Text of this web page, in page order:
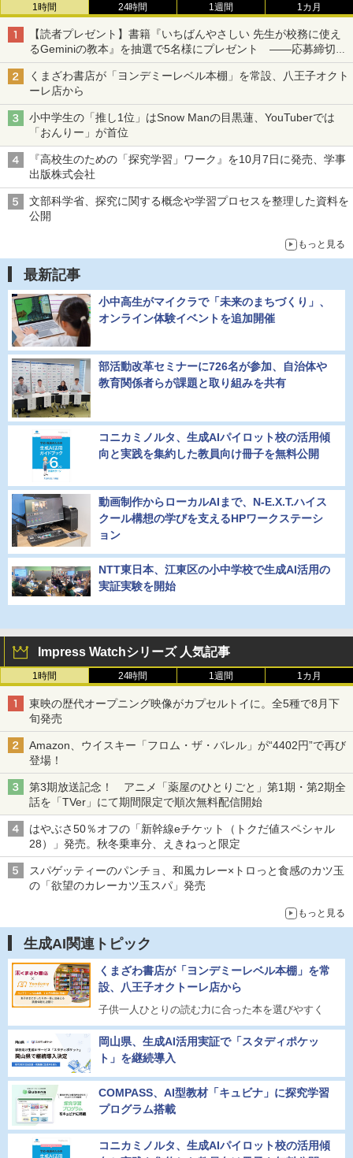
1時間 24時間 1週間 1カ月
【読者プレゼント】書籍『いちばんやさしい 先生が校務に使え
るGeminiの教本』を抽選で5名様にプレゼント ――応募締切は
2026年8月12日（水）まで
くまざわ書店が「ヨンデミーレベル本棚」を常設、八王子オクト
ーレ店から
小中学生の「推し1位」はSnow Manの目黒蓮、YouTuberでは
「おんりー」が首位
『高校生のための「探究学習」ワーク』を10月7日に発売、学事
出版株式会社
文部科学省、探究に関する概念や学習プロセスを整理した資料を
公開
もっと見る
最新記事
小中高生がマイクラで「未来のまちづくり」、
オンライン体験イベントを追加開催
部活動改革セミナーに726名が参加、自治体や
教育関係者らが課題と取り組みを共有
コニカミノルタ、生成AIパイロット校の活用傾
向と実践を集約した教員向け冊子を無料公開
動画制作からローカルAIまで、N-E.X.T.ハイス
クール構想の学びを支えるHPワークステーシ
ョン
NTT東日本、江東区の小中学校で生成AI活用の
実証実験を開始
Impress Watchシリーズ 人気記事
1時間 24時間 1週間 1カ月
東映の歴代オープニング映像がカプセルトイに。全5種で8月下
旬発売
Amazon、ウイスキー「フロム・ザ・バレル」が“4402円”で再び
登場！
第3期放送記念！ アニメ「薬屋のひとりごと」第1期・第2期全
話を「TVer」にて期間限定で順次無料配信開始
はやぶさ50％オフの「新幹線eチケット（トクだ値スペシャル
28）」発売。秋冬乗車分、えきねっと限定
スパゲッティーのパンチョ、和風カレー×トロっと食感のカツ玉
の「欲望のカレーカツ玉スパ」発売
もっと見る
生成AI関連トピック
くまざわ書店が「ヨンデミーレベル本棚」を常
設、八王子オクトーレ店から
子供一人ひとりの読む力に合った本を選びやすく
岡山県、生成AI活用実証で「スタディポケッ
ト」を継続導入
COMPASS、AI型教材「キュビナ」に探究学習
プログラム搭載
コニカミノルタ、生成AIパイロット校の活用傾